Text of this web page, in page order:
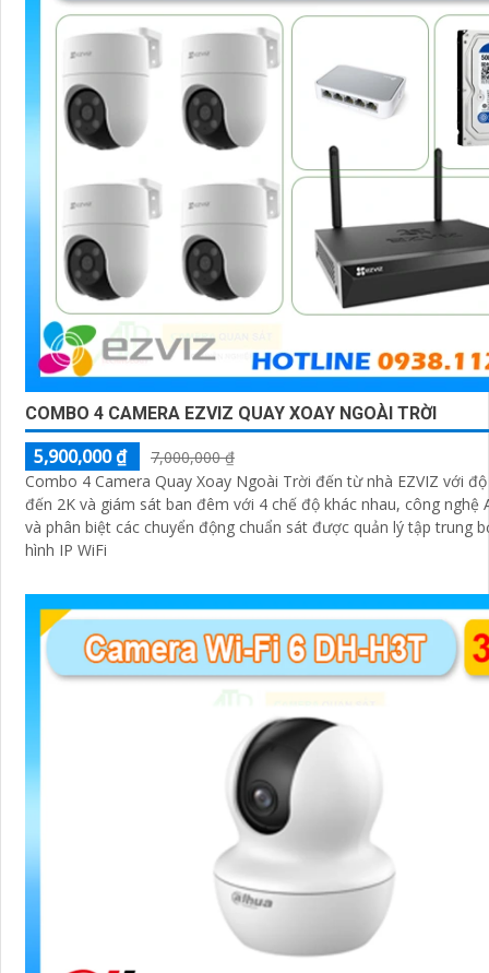
COMBO 4 CAMERA EZVIZ QUAY XOAY NGOÀI TRỜI
5,900,000 ₫
7,000,000 ₫
Combo 4 Camera Quay Xoay Ngoài Trời đến từ nhà EZVIZ với
đến 2K và giám sát ban đêm với 4 chế độ khác nhau, công nghệ
và phân biệt các chuyển động chuẩn sát được quản lý tập trung
hình IP WiFi